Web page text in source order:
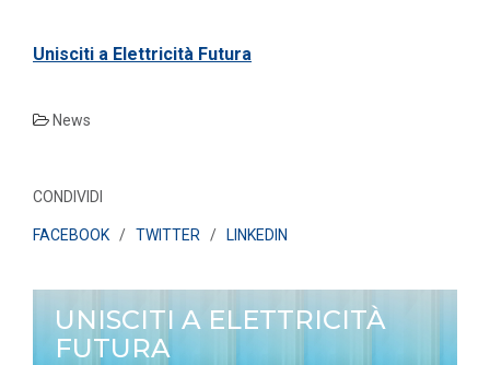
Unisciti a Elettricità Futura
News
CONDIVIDI
FACEBOOK / TWITTER / LINKEDIN
UNISCITI A ELETTRICITÀ
FUTURA